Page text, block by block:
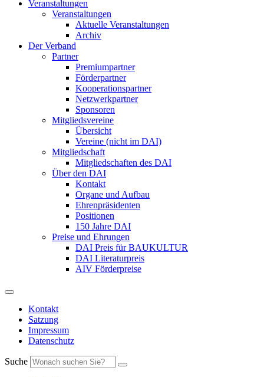
Veranstaltungen
Veranstaltungen
Aktuelle Veranstaltungen
Archiv
Der Verband
Partner
Premiumpartner
Förderpartner
Kooperationspartner
Netzwerkpartner
Sponsoren
Mitgliedsvereine
Übersicht
Vereine (nicht im DAI)
Mitgliedschaft
Mitgliedschaften des DAI
Über den DAI
Kontakt
Organe und Aufbau
Ehrenpräsidenten
Positionen
150 Jahre DAI
Preise und Ehrungen
DAI Preis für BAUKULTUR
DAI Literaturpreis
AIV Förderpreise
Kontakt
Satzung
Impressum
Datenschutz
Suche